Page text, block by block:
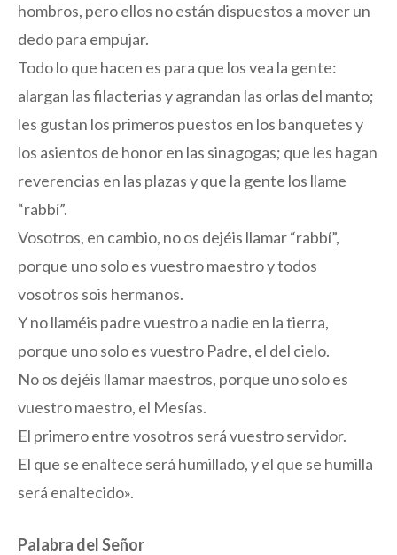
hombros, pero ellos no están dispuestos a mover un
dedo para empujar.
Todo lo que hacen es para que los vea la gente:
alargan las filacterias y agrandan las orlas del manto;
les gustan los primeros puestos en los banquetes y
los asientos de honor en las sinagogas; que les hagan
reverencias en las plazas y que la gente los llame
“rabbí”.
Vosotros, en cambio, no os dejéis llamar “rabbí”,
porque uno solo es vuestro maestro y todos
vosotros sois hermanos.
Y no llaméis padre vuestro a nadie en la tierra,
porque uno solo es vuestro Padre, el del cielo.
No os dejéis llamar maestros, porque uno solo es
vuestro maestro, el Mesías.
El primero entre vosotros será vuestro servidor.
El que se enaltece será humillado, y el que se humilla
será enaltecido».
Palabra del Señor